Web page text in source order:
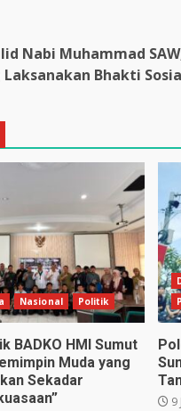
Nabi Muhammad
Laksanakan Bhakti
Nasional Politik
BADKO HMI Sumut
Muda yang
Sekadar
9